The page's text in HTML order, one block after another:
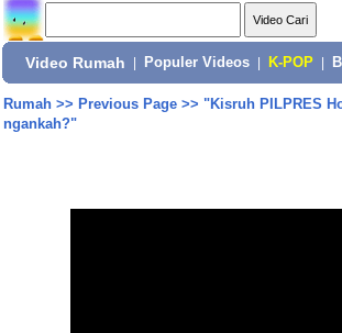
Video Rumah Populer Videos K-POP
Rumah>> Previous Page>> "Kisruh PILPRES
ngankah?"